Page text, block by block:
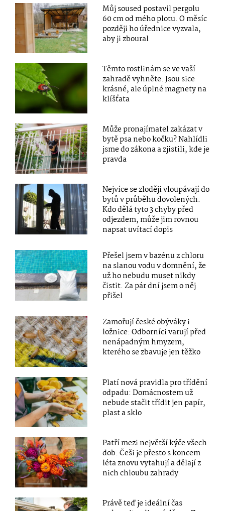
Můj soused postavil pergolu
60 cm od mého plotu. O měsíc
později ho úřednice vyzvala,
aby ji zboural
Těmto rostlinám se ve vaší
zahradě vyhněte. Jsou sice
krásné, ale úplné magnety na
klíšťata
Může pronajímatel zakázat v
bytě psa nebo kočku? Nahlídli
jsme do zákona a zjistili, kde je
pravda
Nejvíce se zloději vloupávají do
bytů v průběhu dovolených.
Kdo dělá tyto 3 chyby před
odjezdem, může jim rovnou
napsat uvítací dopis
Přešel jsem v bazénu z chloru
na slanou vodu v domnění, že
už ho nebudu muset nikdy
čistit. Za pár dní jsem o něj
přišel
Zamořují české obýváky i
ložnice: Odborníci varují před
nenápadným hmyzem,
kterého se zbavuje jen těžko
Platí nová pravidla pro třídění
odpadu: Domácnostem už
nebude stačit třídit jen papír,
plast a sklo
Patří mezi největší kýče všech
dob. Češi je přesto s koncem
léta znovu vytahují a dělají z
nich chloubu zahrady
Právě teď je ideální čas